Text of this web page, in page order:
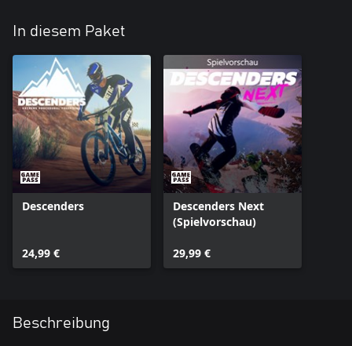
In diesem Paket
Descenders
24,99 €
Descenders Next
(Spielvorschau)
29,99 €
Beschreibung